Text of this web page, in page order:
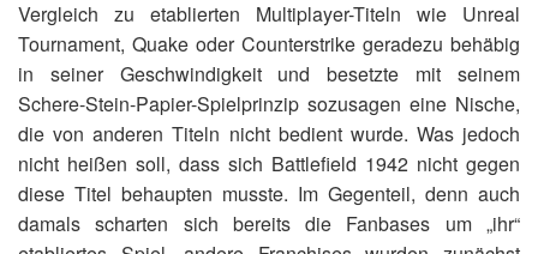
Vergleich zu etablierten Multiplayer-Titeln wie Unreal
Tournament, Quake oder Counterstrike geradezu behäbig
in seiner Geschwindigkeit und besetzte mit seinem
Schere-Stein-Papier-Spielprinzip sozusagen eine Nische,
die von anderen Titeln nicht bedient wurde. Was jedoch
nicht heißen soll, dass sich Battlefield 1942 nicht gegen
diese Titel behaupten musste. Im Gegenteil, denn auch
damals scharten sich bereits die Fanbases um „ihr“